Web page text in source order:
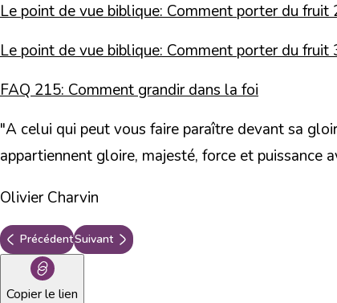
Le point de vue biblique: Comment porter du fruit
Le point de vue biblique: Comment porter du fruit
FAQ 215: Comment grandir dans la foi
"A celui qui peut vous faire paraître devant sa
appartiennent gloire, majesté, force et
Olivier Charvin
PrécédentSuivant
Copier le lien